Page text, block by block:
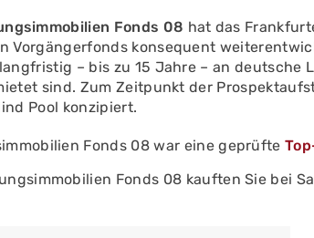
Fonds 08 hat das
Vorgängerfonds konsequent
– bis zu 15 Jahre – an deutsche
sind. Zum Zeitpunkt der
Pool konzipiert.
Fonds 08 war eine geprüfte
Fonds 08 kauften Sie bei